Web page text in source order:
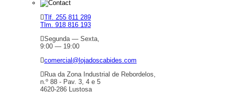
Tlf. 255 811 289
Tlm. 918 816 193
Segunda — Sexta,
9:00 — 19:00
comercial@lojadoscabides.com
Rua da Zona Industrial de Rebordelos,
n.º 88 - Pav. 3, 4 e 5
4620-286 Lustosa